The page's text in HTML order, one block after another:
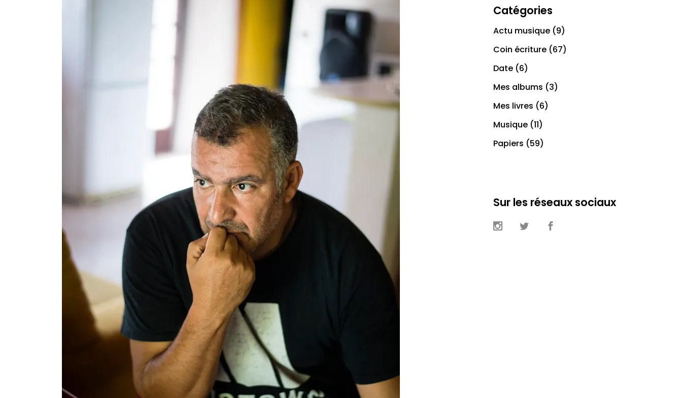
Catégories
Actu musique (9)
Coin écriture (67)
Date (6)
Mes albums (3)
Mes livres (6)
Musique (11)
Papiers (59)
Sur les réseaux sociaux